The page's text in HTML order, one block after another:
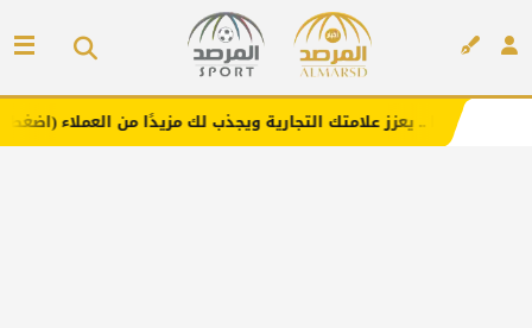
يعزز علامتك التجارية ويجذب لك مزيدًا من العملاء (اضغط لطلب الإعلان)